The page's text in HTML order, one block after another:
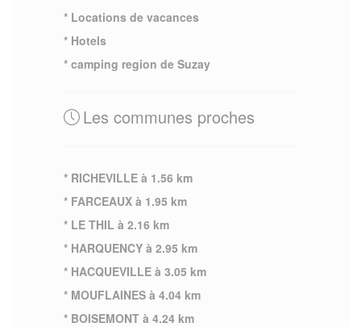
* Locations de vacances
* Hotels
* camping region de Suzay
Les communes proches
* RICHEVILLE à 1.56 km
* FARCEAUX à 1.95 km
* LE THIL à 2.16 km
* HARQUENCY à 2.95 km
* HACQUEVILLE à 3.05 km
* MOUFLAINES à 4.04 km
* BOISEMONT à 4.24 km